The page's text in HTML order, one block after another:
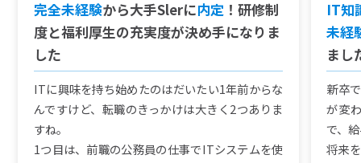
完全未経験から大手Slerに内定 ！研修制
度と福利厚生の充実度が決め手になりま
した
ITに興味を持ち始めたのはだいたい1年前からな
んですけど、転職のきっかけは大きく2つありま
すね。
1つ目は、前職の公務員の仕事でITシステムを使
IT知
未経
まし
新卒
が変
で、
将来